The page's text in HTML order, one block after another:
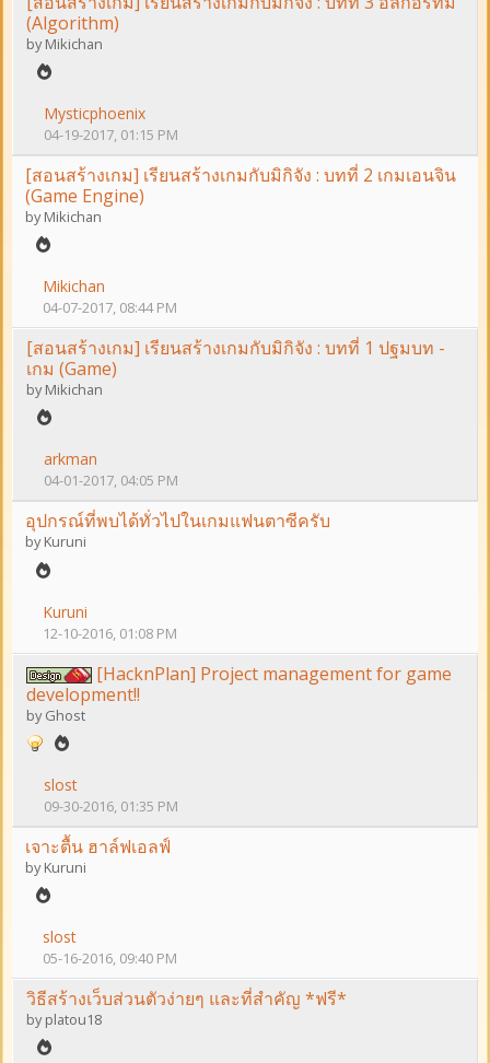
(Algorithm)
byMikichan
Mysticphoenix
04-19-2017, 01:15 PM
[สอนสร้างเกม] เรียนสร้างเกมกับมิกิจัง : บทที่ 2 เกมเอนจิน
(Game Engine)
byMikichan
Mikichan
04-07-2017, 08:44 PM
[สอนสร้างเกม] เรียนสร้างเกมกับมิกิจัง : บทที่ 1 ปฐมบท -
เกม (Game)
byMikichan
arkman
04-01-2017, 04:05 PM
อุปกรณ์ที่พบได้ทั่วไปในเกมแฟนตาซีครับ
byKuruni
Kuruni
12-10-2016, 01:08 PM
[HacknPlan] Project management for game
development!!
byGhost
slost
09-30-2016, 01:35 PM
เจาะตื้น ฮาล์ฟเอลฟ์
byKuruni
slost
05-16-2016, 09:40 PM
วิธีสร้างเว็บส่วนตัวง่ายๆ และที่สำคัญ *ฟรี*
byplatou18